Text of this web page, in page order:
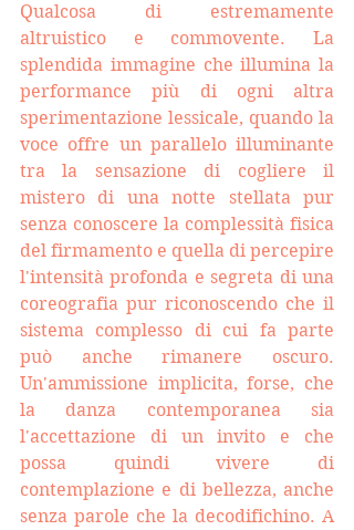
Qualcosa di estremamente
altruistico e commovente. La
splendida immagine che illumina la
performance più di ogni altra
sperimentazione lessicale, quando la
voce offre un parallelo illuminante
tra la sensazione di cogliere il
mistero di una notte stellata pur
senza conoscere la complessità fisica
del firmamento e quella di percepire
l'intensità profonda e segreta di una
coreografia pur riconoscendo che il
sistema complesso di cui fa parte
può anche rimanere oscuro.
Un'ammissione implicita, forse, che
la danza contemporanea sia
l'accettazione di un invito e che
possa quindi vivere di
contemplazione e di bellezza, anche
senza parole che la decodifichino. A